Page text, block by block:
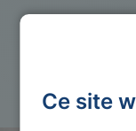
Ce site